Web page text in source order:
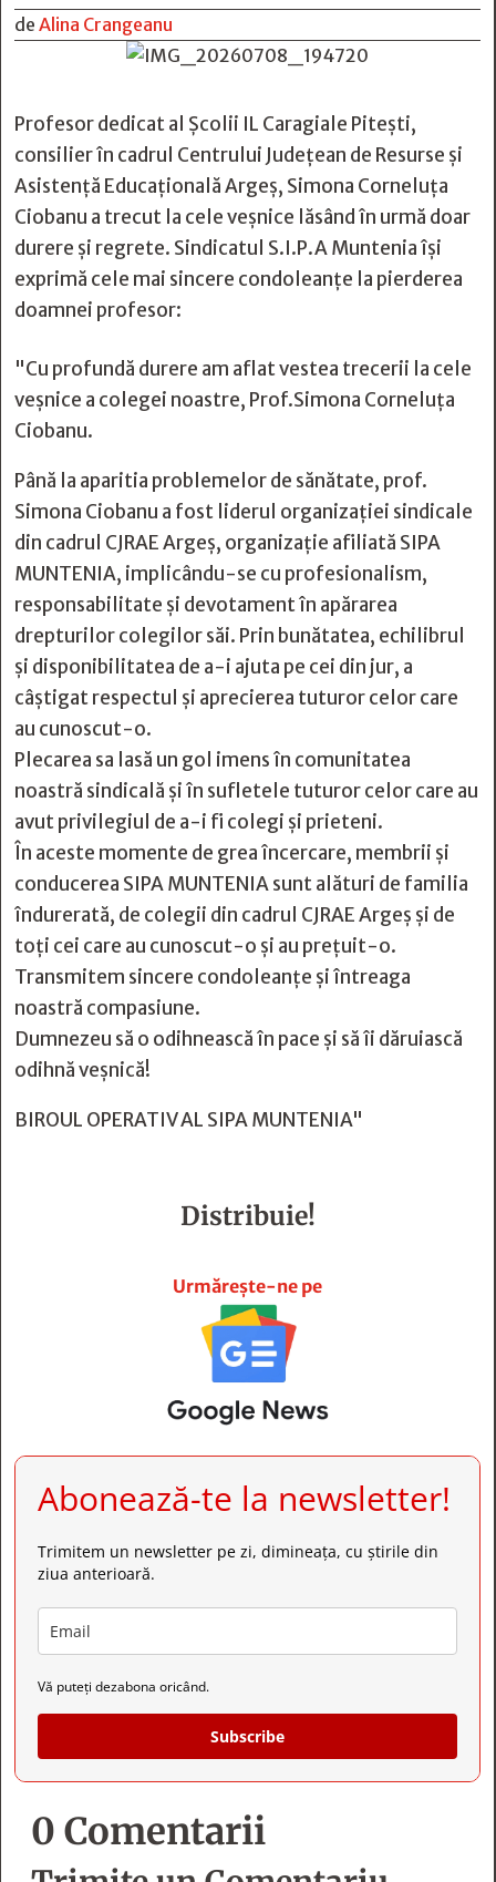
de Alina Crangeanu
Profesor dedicat al Școlii IL Caragiale Pitești,
consilier în cadrul Centrului Judeţean de Resurse şi
Asistenţă Educaţională Argeş, Simona Corneluța
Ciobanu a trecut la cele veșnice lăsând în urmă doar
durere și regrete. Sindicatul S.I.P.A Muntenia își
exprimă cele mai sincere condoleanțe la pierderea
doamnei profesor:
"Cu profundă durere am aflat vestea trecerii la cele
veșnice a colegei noastre, Prof.Simona Corneluța
Ciobanu.
Până la aparitia problemelor de sănătate, prof.
Simona Ciobanu a fost liderul organizației sindicale
din cadrul CJRAE Argeș, organizație afiliată SIPA
MUNTENIA, implicându-se cu profesionalism,
responsabilitate și devotament în apărarea
drepturilor colegilor săi. Prin bunătatea, echilibrul
și disponibilitatea de a-i ajuta pe cei din jur, a
câștigat respectul și aprecierea tuturor celor care
au cunoscut-o.
Plecarea sa lasă un gol imens în comunitatea
noastră sindicală și în sufletele tuturor celor care au
avut privilegiul de a-i fi colegi și prieteni.
În aceste momente de grea încercare, membrii și
conducerea SIPA MUNTENIA sunt alături de familia
îndurerată, de colegii din cadrul CJRAE Argeș și de
toți cei care au cunoscut-o și au prețuit-o.
Transmitem sincere condoleanțe și întreaga
noastră compasiune.
Dumnezeu să o odihnească în pace și să îi dăruiască
odihnă veșnică!
BIROUL OPERATIV AL SIPA MUNTENIA"
Distribuie!
Urmărește-ne pe
Abonează-te la newsletter!
Trimitem un newsletter pe zi, dimineața, cu știrile din
ziua anterioară.
Vă puteți dezabona oricând.
Subscribe
0 Comentarii